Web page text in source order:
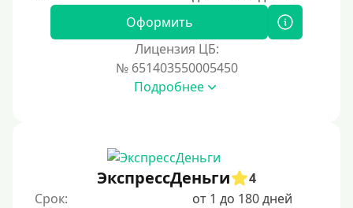
Оформить
Лицензия ЦБ:
№ 651403550005450
Подробнее
ЭкспрессДеньги
4
Срок:
от 1 до 180 дней